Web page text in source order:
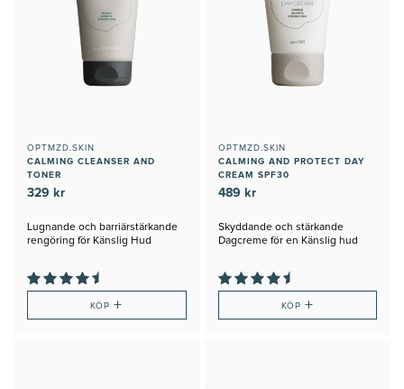
OPTMZD.SKIN
CALMING CLEANSER AND
TONER
329 kr
Lugnande och barriärstärkande
rengöring för Känslig Hud
KÖP+
OPTMZD.SKIN
CALMING AND PROTECT DAY
CREAM SPF30
489 kr
Skyddande och stärkande
Dagcreme för en Känslig hud
KÖP +